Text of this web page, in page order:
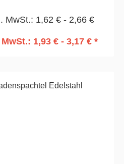
quillt unter
MwSt.: 1,62 € - 2,66 €
1,93 € - 3,17 € *